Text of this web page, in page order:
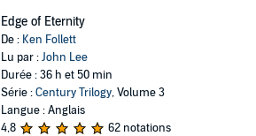
Edge of Eternity
De : Ken Follett
Lu par :John Lee
Durée : 36 h et 50 min
Série :Century Trilogy, Volume 3
Langue : Anglais
4,8
62 notations